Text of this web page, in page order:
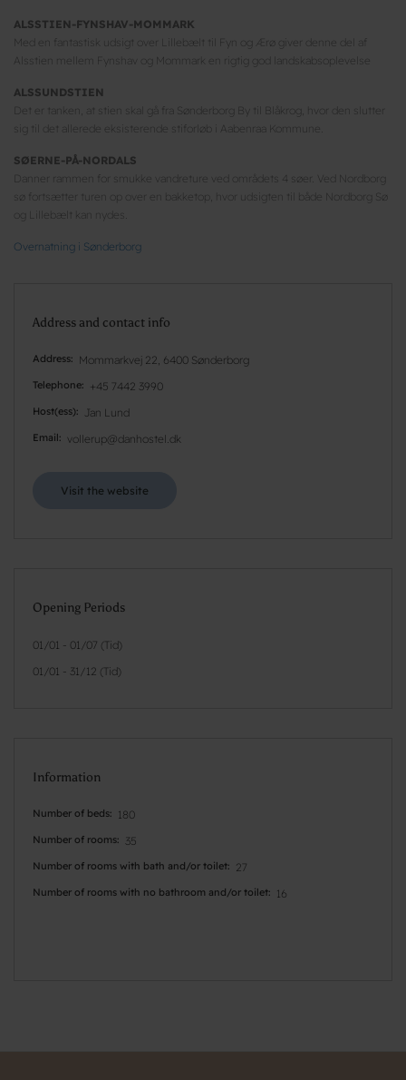
ALSSTIEN-FYNSHAV-MOMMARK
Med en fantastisk udsigt over Lillebælt til Fyn og Ærø giver denne del af
Alsstien mellem Fynshav og Mommark en rigtig god landskabsoplevelse
ALSSUNDSTIEN
Det er tanken, at stien skal gå fra Sønderborg By til Blåkrog, hvor den slutter
sig til det allerede eksisterende stiforløb i Aabenraa Kommune.
SØERNE-PÅ-NORDALS
Danner rammen for smukke vandreture ved områdets 4 søer. Ved Nordborg
sø fortsætter turen op over en bakketop, hvor udsigten til både Nordborg Sø
og Lillebælt kan nydes.
Overnatning i Sønderborg
Address and contact info
Address Mommarkvej 22, 6400 Sønderborg
Telephone +45 7442 3990
Host(ess) Jan Lund
Email vollerup@danhostel.dk
Visit the website
Opening Periods
01/01 - 01/07 (Tid)
01/01 - 31/12 (Tid)
Information
Number of beds 180
Number of rooms 35
Number of rooms with bath and/or toilet 27
Number of rooms with no bathroom and/or toilet 16